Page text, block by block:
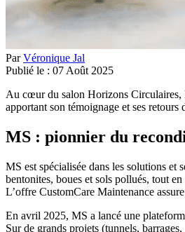
ParVéronique Jal
Publié le : 07 Août 2025
Au cœur du salon Horizons Circulaires,
apportant son témoignage et ses
MS : pionnier du
MS est spécialisée dans les solutions et
bentonites, boues et sols pollués, tout
L’offre CustomCare Maintenance
En avril 2025, MS a lancé une
Sur de grands projets (tunnels,